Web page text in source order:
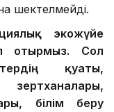
шектелмейді.
экожүйе
отырмыз. Сол
қуаты,
білім беру